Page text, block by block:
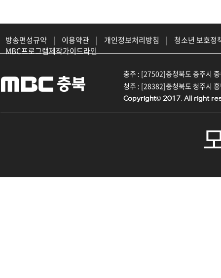
방송편성규약 | 이용약관 | 개인정보처리방침 |
청소년 보호정
MBC프로그램제작가이드라인
충주 : [27502]충청북도 충주시
청주 : [28382]충청북도 청주시
Copyright© 2017. All right